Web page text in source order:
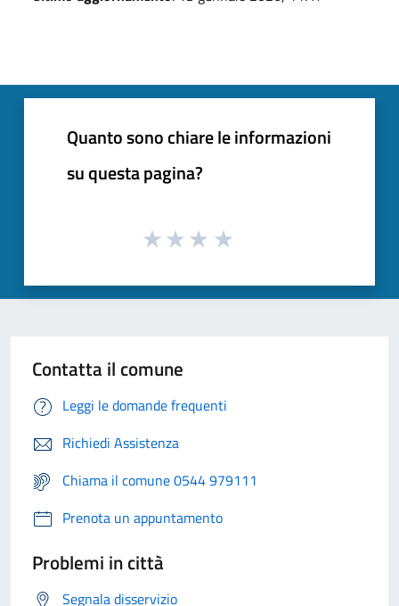
Quanto sono chiare le informazioni
su questa pagina?
Contatta il comune
Leggi le domande frequenti
Richiedi Assistenza
Chiama il comune 0544 979111
Prenota un appuntamento
Problemi in città
Segnala disservizio